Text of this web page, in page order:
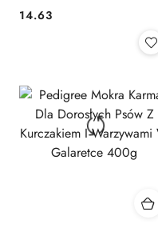
Indykiem I Marchewką)
Cena:
14.63